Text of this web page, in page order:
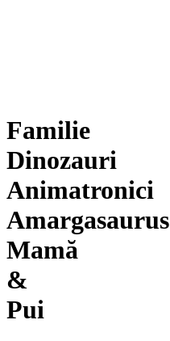
Familie
Dinozauri
Animatronici
Amargasaurus
Mamă
&
Pui